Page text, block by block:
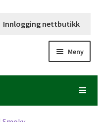
Innlogging nettbutikk
Meny